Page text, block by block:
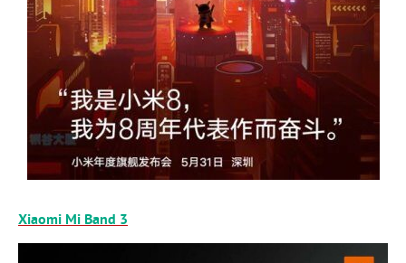
Xiaomi Mi Band 3